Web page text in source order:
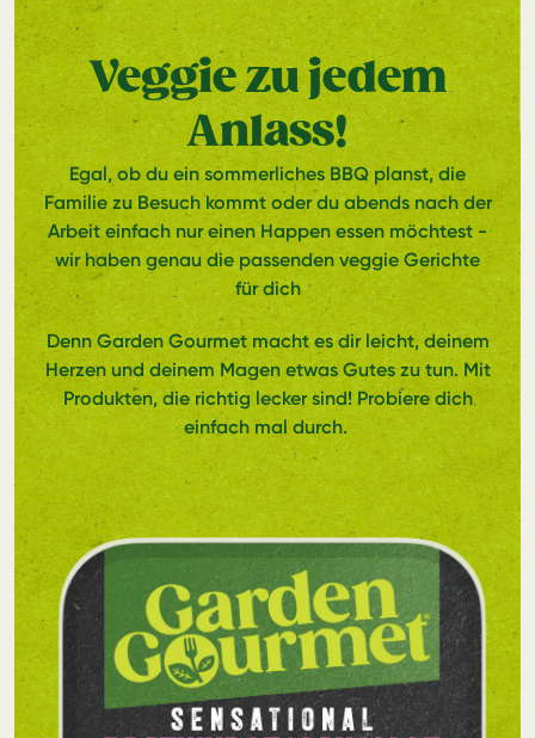
Veggie zu jedem
Anlass!
Egal, ob du ein sommerliches BBQ planst, die
Familie zu Besuch kommt oder du abends nach der
Arbeit einfach nur einen Happen essen möchtest -
wir haben genau die passenden veggie Gerichte
für dich
Denn Garden Gourmet macht es dir leicht, deinem
Herzen und deinem Magen etwas Gutes zu tun. Mit
Produkten, die richtig lecker sind! Probiere dich
einfach mal durch.